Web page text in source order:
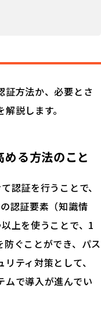
証方法か、必要とさ
説します。
る方法のこと
認証を行うことで、
認証要素（知識情
上を使うことで、1
ぐことができ、パス
ティ対策として、
ムで導入が進んでい